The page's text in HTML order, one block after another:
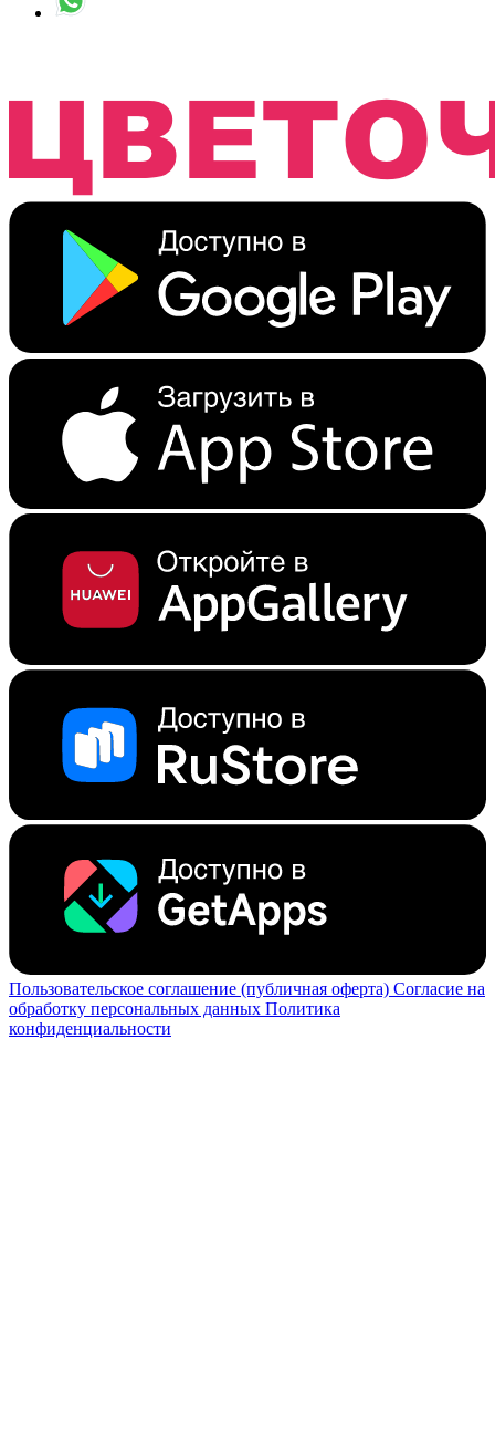
Пользовательское соглашение (публичная оферта) Согласие на
обработку персональных данных Политика
конфиденциальности